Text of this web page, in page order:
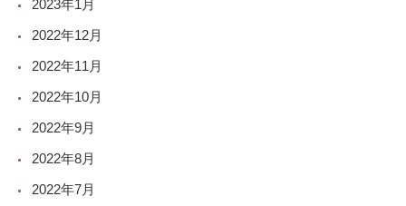
2023年1月
2022年12月
2022年11月
2022年10月
2022年9月
2022年8月
2022年7月